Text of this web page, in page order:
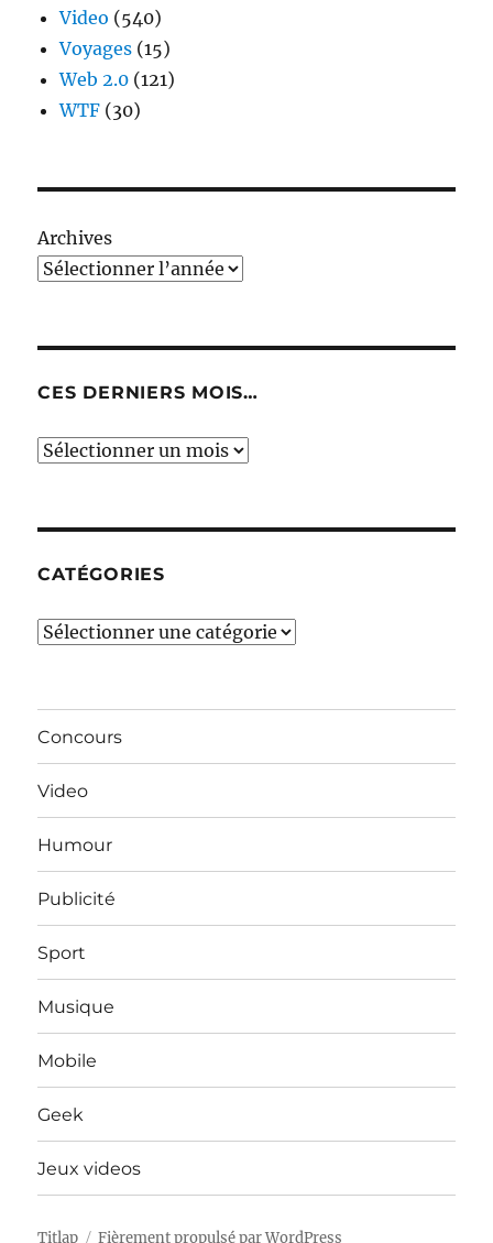
Video (540)
Voyages (15)
Web 2.0 (121)
WTF (30)
Archives
CES DERNIERS MOIS…
Ces
CATÉGORIES
Catégories
Concours
Video
Humour
Publicité
Sport
Musique
Mobile
Geek
Jeux videos
Titlap Fièrement propulsé par WordPress